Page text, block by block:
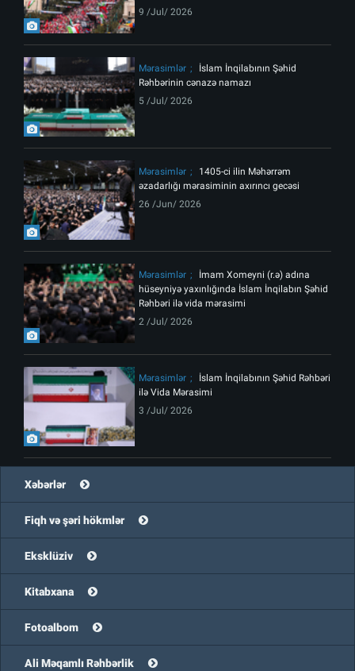
9 /Jul/ 2026
Mərasimlər
İslam İnqilabının Şəhid
Rəhbərinin cənazə namazı
5 /Jul/ 2026
Mərasimlər
1405-ci ilin Məhərrəm
əzadarlığı mərasiminin axırıncı gecəsi
26 /Jun/ 2026
Mərasimlər
İmam Xomeyni (r.ə) adına
hüseyniyə yaxınlığında İslam İnqilabın Şəhid
Rəhbəri ilə vida mərasimi
2 /Jul/ 2026
Mərasimlər
İslam İnqilabının Şəhid Rəhbəri
ilə Vida Mərasimi
3 /Jul/ 2026
Xəbərlər
Fiqh və şəri hökmlər
Eksklüziv
Kitabxana
Fotoalbom
Ali Məqamlı Rəhbərlik